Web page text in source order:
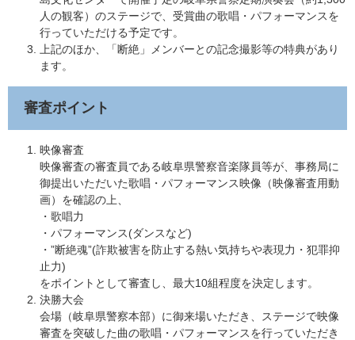
人の観客）のステージで、受賞曲の歌唱・パフォーマンスを
行っていただける予定です。
​上記のほか、「断絶」メンバーとの記念撮影等の特典があり
ます。
審査ポイント
映像審査
映像審査の審査員である岐阜県警察音楽隊員等が、事務局に
御提出いただいた歌唱・パフォーマンス映像（映像審査用動
画）を確認の上、
・歌唱力
・パフォーマンス(ダンスなど)
・”断絶魂”(詐欺被害を防止する熱い気持ちや表現力・犯罪抑
止力)
​をポイントとして審査し、最大10組程度を決定します。
決勝大会
​会場（岐阜県警察本部）に御来場いただき、ステージで映像
審査を突破した曲の歌唱・パフォーマンスを行っていただき